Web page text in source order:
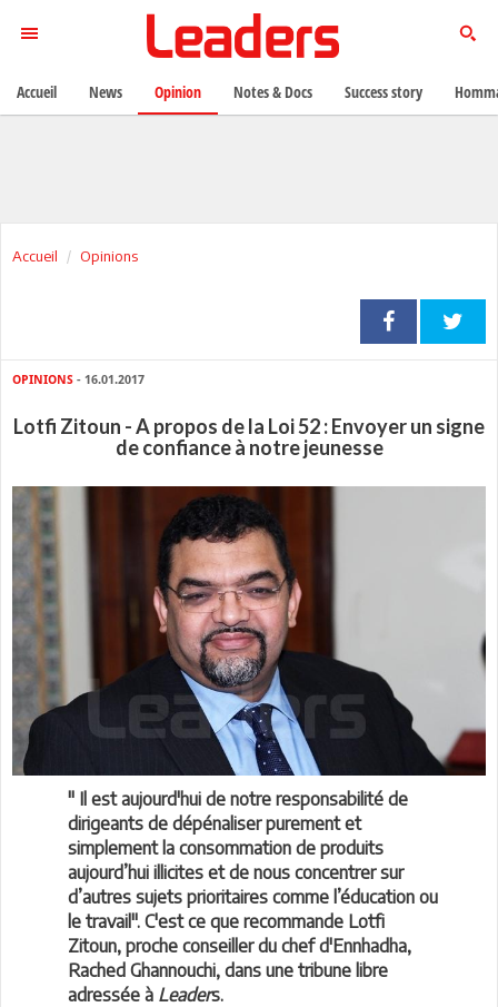
Accueil Opinions
OPINIONS - 16.01.2017
Lotfi Zitoun - A propos de la Loi 52 : Envoyer un signe
de confiance à notre jeunesse
" Il est aujourd'hui de notre responsabilité de
dirigeants de dépénaliser purement et
simplement la consommation de produits
aujourd’hui illicites et de nous concentrer sur
d’autres sujets prioritaires comme l’éducation ou
le travail". C'est ce que recommande Lotfi
Zitoun, proche conseiller du chef d'Ennhadha,
Rached Ghannouchi, dans une tribune libre
adressée à Leaders.
Accueil News Opinion Notes & Docs Success story